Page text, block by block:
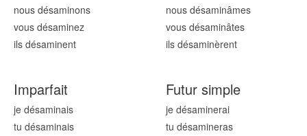
nous désaminons
vous désaminez
ils désaminent
nous désaminâmes
vous désaminâtes
ils désaminèrent
Imparfait
je désaminais
tu désaminais
Futur simple
je désaminerai
tu désamineras